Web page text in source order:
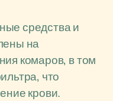
средства и
на
комаров, в том
что
крови.